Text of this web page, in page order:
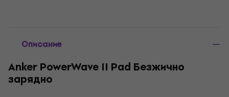
Описание
Anker PowerWave II Pad Безжично
зарядно